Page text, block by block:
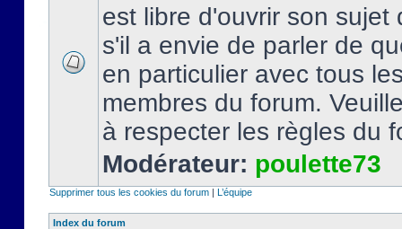
est libre d'ouvrir son sujet
s'il a envie de parler de
en particulier avec tous
membres du forum.
à respecter les règles du
Modérateur: poulette73
Supprimer tous les cookies du forum | L’équipe
Index du forum